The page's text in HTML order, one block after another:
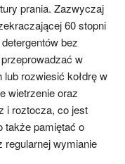
prania. Zazwyczaj
60 stopni
bez
w
rozwiesić kołdrę w
wietrzenie oraz
i roztocza, co jest
także pamiętać o
wymianie